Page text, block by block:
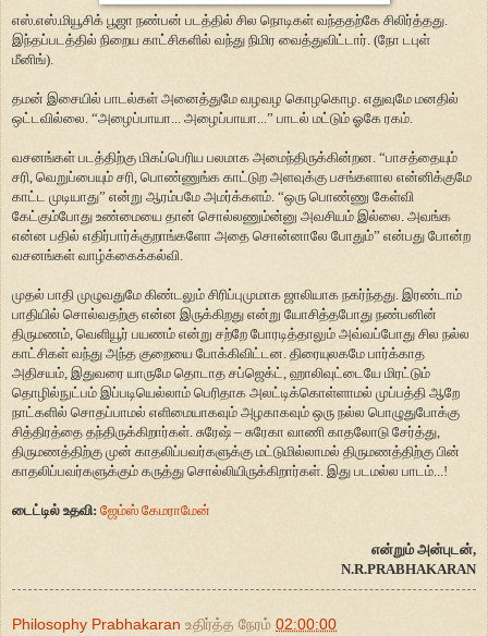
எஸ்.எஸ்.மியூசிக் பூஜா நண்பன் படத்தில் சில நொடிகள் வந்ததற்கே சிலிர்த்தது.
இந்தப்படத்தில் நிறைய காட்சிகளில் வந்து நிமிர வைத்துவிட்டார். (நோ டபுள்
மீனிங்).
தமன் இசையில் பாடல்கள் அனைத்துமே வழவழ கொழகொழ. எதுவுமே மனதில்
ஒட்டவில்லை. “அழைப்பாயா... அழைப்பாயா...” பாடல் மட்டும் ஓகே ரகம்.
வசனங்கள் படத்திற்கு மிகப்பெரிய பலமாக அமைந்திருக்கின்றன. “பாசத்தையும்
சரி, வெறுப்பையும் சரி, பொண்ணுங்க காட்டுற அளவுக்கு பசங்களால என்னிக்குமே
காட்ட முடியாது” என்று ஆரம்பமே அமர்க்களம். “ஒரு பொண்ணு கேள்வி
கேட்கும்போது உண்மையை தான் சொல்லணும்ன்னு அவசியம் இல்லை. அவங்க
என்ன பதில் எதிர்பார்க்குறாங்களோ அதை சொன்னாலே போதும்” என்பது போன்ற
வசனங்கள் வாழ்க்கைக்கல்வி.
முதல் பாதி முழுவதுமே கிண்டலும் சிரிப்புமுமாக ஜாலியாக நகர்ந்தது. இரண்டாம்
பாதியில் சொல்வதற்கு என்ன இருக்கிறது என்று யோசித்தபோது நண்பனின்
திருமணம், வெளியூர் பயணம் என்று சற்றே போரடித்தாலும் அவ்வப்போது சில நல்ல
காட்சிகள் வந்து அந்த குறையை போக்கிவிட்டன. திரையுலகமே பார்க்காத
அதிசயம், இதுவரை யாருமே தொடாத சப்ஜெக்ட், ஹாலிவுட்டையே மிரட்டும்
தொழில்நுட்பம் இப்படியெல்லாம் பெரிதாக அலட்டிக்கொள்ளாமல் முப்பத்தி ஆறே
நாட்களில் சொதப்பாமல் எளிமையாகவும் அழகாகவும் ஒரு நல்ல பொழுதுபோக்கு
சித்திரத்தை தந்திருக்கிறார்கள். சுரேஷ் – சுரேகா வாணி காதலோடு சேர்த்து,
திருமணத்திற்கு முன் காதலிப்பவர்களுக்கு மட்டுமில்லாமல் திருமணத்திற்கு பின்
காதலிப்பவர்களுக்கும் கருத்து சொல்லியிருக்கிறார்கள். இது படமல்ல பாடம்...!
டைட்டில் உதவி: ஜேம்ஸ் கேமராமேன்
என்றும் அன்புடன்,
N.R.PRABHAKARAN
Philosophy Prabhakaran உதிர்த்த நேரம் 02:00:00